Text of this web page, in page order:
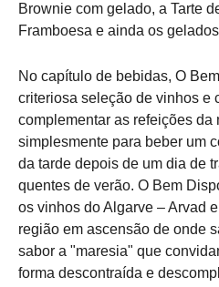
Brownie com gelado, a Tarte
Framboesa e ainda os
No capítulo de bebidas, O
criteriosa seleção de vinhos e
complementar as refeições da
simplesmente para beber um
da tarde depois de um dia de
quentes de verão. O Bem
os vinhos do Algarve – Arvad
região em ascensão de onde
sabor a "maresia" que
forma descontraída e